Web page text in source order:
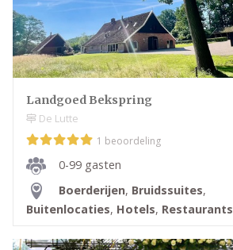
Landgoed Bekspring
De Lutte
1 beoordeling
0-99 gasten
Boerderijen, Bruidssuites,
Buitenlocaties, Hotels, Restaurants